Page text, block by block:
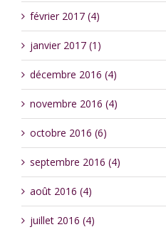
février 2017 (4)
janvier 2017 (1)
décembre 2016 (4)
novembre 2016 (4)
octobre 2016 (6)
septembre 2016 (4)
août 2016 (4)
juillet 2016 (4)